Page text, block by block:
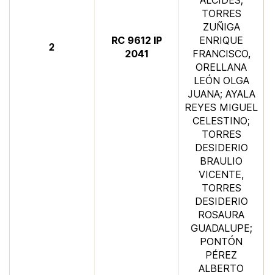
​2
RC 9612 IP
2041​​
TORRES
ZUÑIGA
ENRIQUE
FRANCISCO,
ORELLANA
LEÓN OLGA
JUANA; AYALA
REYES MIGUEL
CELESTINO;
TORRES
DESIDERIO
BRAULIO
VICENTE,
TORRES
DESIDERIO
ROSAURA
GUADALUPE;
PONTÓN
PÉREZ
ALBERTO